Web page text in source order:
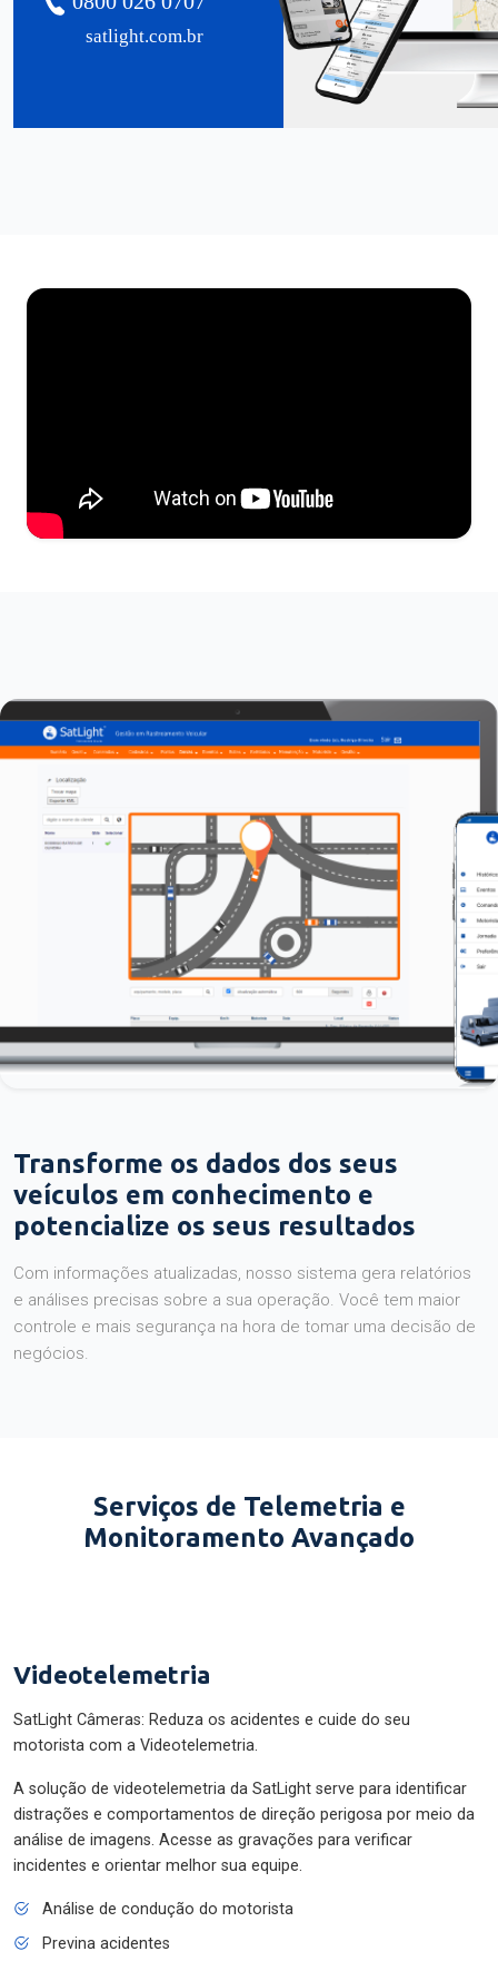
satlight.com.br
Transforme os dados dos seus
veículos em conhecimento e
potencialize os seus resultados
Com informações atualizadas, nosso sistema gera relatórios
e análises precisas sobre a sua operação. Você tem maior
controle e mais segurança na hora de tomar uma decisão de
negócios.
Serviços de Telemetria e
Monitoramento Avançado
Videotelemetria
SatLight Câmeras: Reduza os acidentes e cuide do seu
motorista com a Videotelemetria.
A solução de videotelemetria da SatLight serve para identificar
distrações e comportamentos de direção perigosa por meio da
análise de imagens. Acesse as gravações para verificar
incidentes e orientar melhor sua equipe.
Análise de condução do motorista
Previna acidentes